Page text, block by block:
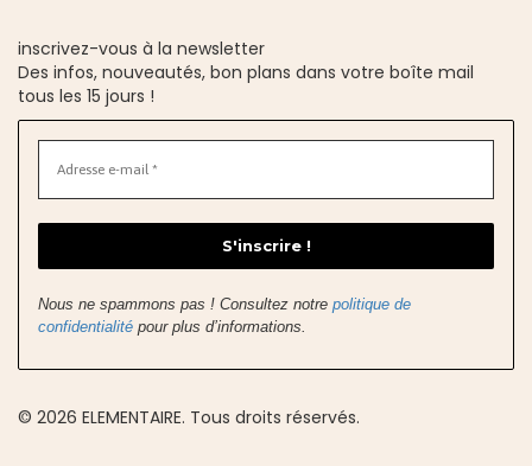
inscrivez-vous à la newsletter
Des infos, nouveautés, bon plans dans votre boîte mail
tous les 15 jours !
Nous ne spammons pas ! Consultez notre politique de
confidentialité pour plus d’informations.
© 2026 ELEMENTAIRE. Tous droits réservés.